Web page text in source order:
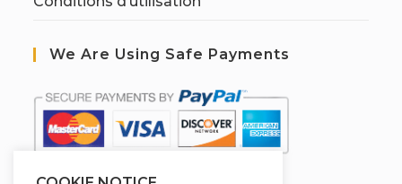
We Are Using Safe Payments